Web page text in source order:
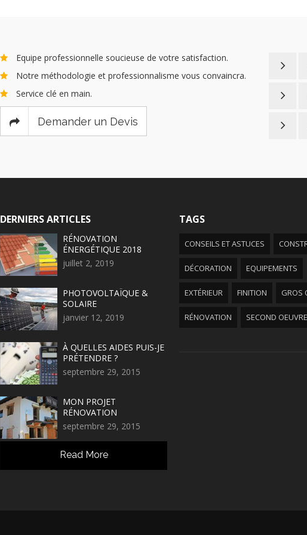
Equipe professionnelle soucieuse de votre satisfaction.
Notre méthodologie et professionnalisme vous convaincra.
Service clé en main.
Demander un Devis
pose
Nous
neuve
DERNIERS ARTICLES
RÉNOVATION
ÉNERGÉTIQUE 2018
juillet 2, 2019
PHOTOVOLTAÏQUE &
SOLAIRE
janvier 12, 2019
À QUELLES AIDES PUIS-JE
PRÉTENDRE ?
septembre 29, 2015
MON PROJET
RÉNOVATION
septembre 29, 2015
Read More
TAGS
CONSEILS ET ASTUCES
DÉCORATION EQUIPEMENTS
EXTÉRIEUR FINITION GROS
RÉNOVATION SECOND OEUVRE